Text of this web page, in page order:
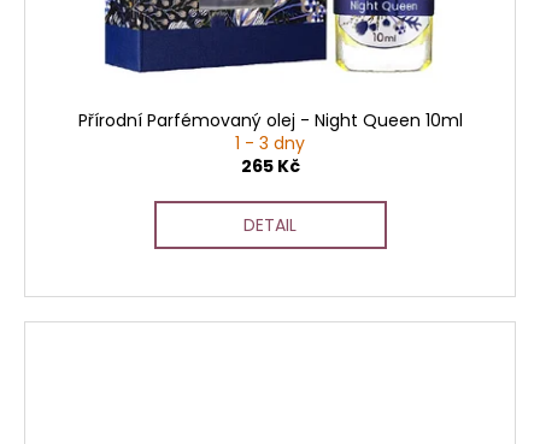
Přírodní Parfémovaný olej - Night Queen 10ml
1 - 3 dny
265 Kč
DETAIL